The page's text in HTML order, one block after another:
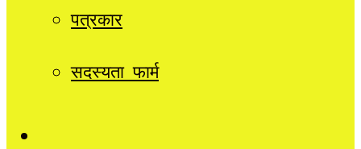
पत्रकार
सदस्यता फार्म